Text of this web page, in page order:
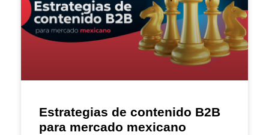
Estrategias de contenido B2B
para mercado mexicano